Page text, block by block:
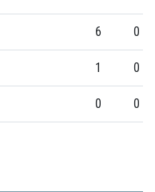
6 0
1 0
0 0